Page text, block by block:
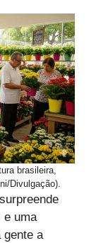
brasileira,
Divulgação).
e uma
gente a